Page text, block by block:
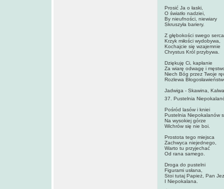
Prosić Ja o łaski,
O światło nadziei,
By nieufności, niewiary
Skruszyła bariery.
Z głębokości swego serca
Krzyk miłości wydobywa,
Kochajcie się wzajemnie
Chrystus Król przybywa.
Dziękuję Ci, kapłanie
Za wiarę odwagę i
Niech Bóg przez Twoje
Rozlewa
Jadwiga - Skawina,
37. Pustelnia
Pośród lasów i kniei
Pustelnia Niepokalanów
Na wysokiej górze
Wichrów się nie boi.
Prostota tego miejsca
Zachwyca niejednego,
Warto tu przyjechać
Od rana samego.
Droga do pustelni
Figurami usłana,
Stoi tutaj Papież, Pan
I Niepokalana.